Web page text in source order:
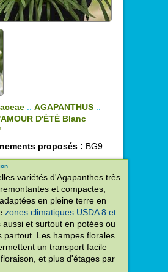
:: AGAPANTHUS ::
D'ÉTÉ Blanc
proposés : BG9
variétés d'Agapanthes très
et compactes,
en pleine terre en
zones climatiques USDA 8 et
aussi et surtout en potées ou
partout. Les hampes florales
un transport facile
et plus d'étages par